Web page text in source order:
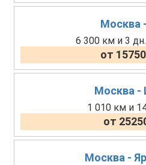
Москва
6 300 км и 3
от
Москва
1 010 км и
от
Москва -